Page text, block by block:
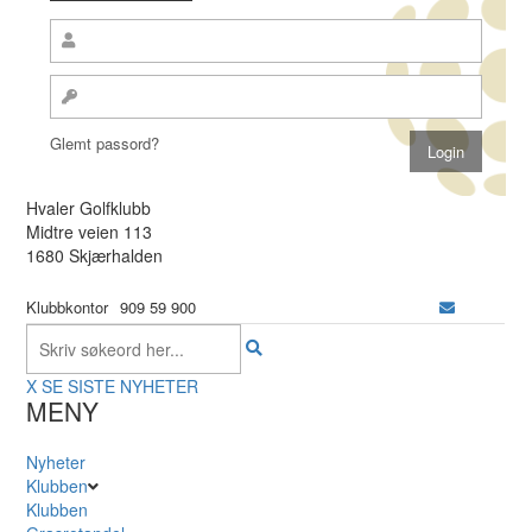
Glemt passord?
Hvaler Golfklubb
Midtre veien 113
1680 Skjærhalden
Klubbkontor 909 59 900
X SE SISTE NYHETER
MENY
Nyheter
Klubben
Klubben